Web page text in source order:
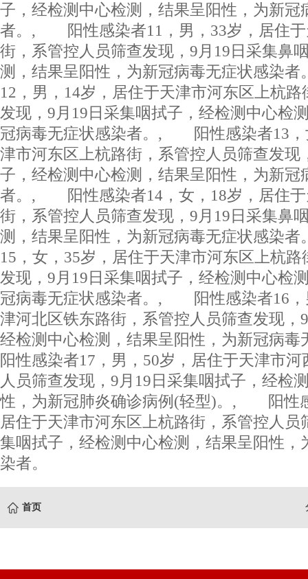
子，经检测中心检测，结果呈阳性，为新冠
者。, 阳性感染者11，男，33岁，居住于
街，系管控人员筛查发现，9月19日采集鼻
测，结果呈阳性，为新冠病毒无症状感
12，男，14岁，居住于天津市河东区上杭
发现，9月19日采集咽拭子，经检测中心检
冠病毒无症状感染者。, 阳性感染者13，
津市河东区上杭路街，系管控人员筛查发现
子，经检测中心检测，结果呈阳性，为新冠
者。, 阳性感染者14，女，18岁，居住于
街，系管控人员筛查发现，9月19日采集鼻
测，结果呈阳性，为新冠病毒无症状感
15，女，35岁，居住于天津市河东区上杭
发现，9月19日采集咽拭子，经检测中心检
冠病毒无症状感染者。, 阳性感染者16，
津河北区铁东路街，系管控人员筛查发现，
经检测中心检测，结果呈阳性，为新冠
阳性感染者17，男，50岁，居住于天津市
人员筛查发现，9月19日采集咽拭子，经检
性，为新冠肺炎确诊病例(轻型)。, 阳性
居住于天津市河东区上杭路街，系管控人员
集咽拭子，经检测中心检测，结果呈阳性，
染者。
首页